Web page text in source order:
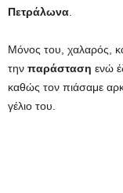
Πετράλωνα
Μόνος του, χαλαρός,
την παράσταση ενώ
καθώς τον πιάσαμε
γέλιο του.